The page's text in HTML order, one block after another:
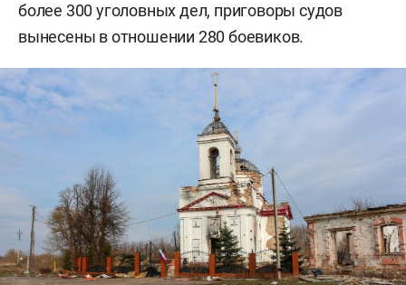
более 300 уголовных дел, приговоры судов
вынесены в отношении 280 боевиков.